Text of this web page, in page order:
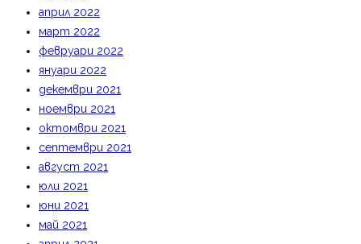
април 2022
март 2022
февруари 2022
януари 2022
декември 2021
ноември 2021
октомври 2021
септември 2021
август 2021
юли 2021
юни 2021
май 2021